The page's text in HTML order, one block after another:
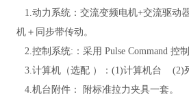
1.动力系统：交流变频电机+交流驱动
机＋同步带传动。
2.控制系统:：采用 Pulse Command 控
3.计算机（选配 ）：(1)计算机台 (2)
4.机台附件： 附标准拉力夹具一套。